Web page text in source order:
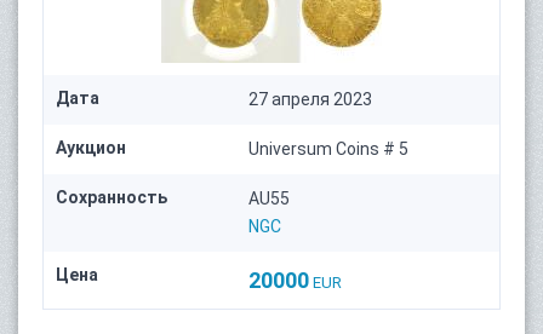
Дата 27 апреля 2023
Аукцион Universum Coins # 5
Сохранность
AU55
NGC
Цена 20000 EUR